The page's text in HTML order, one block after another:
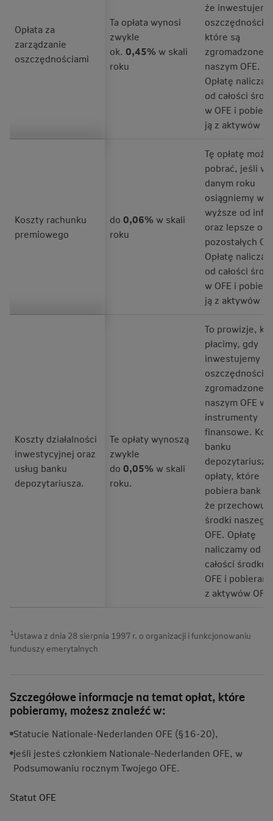
Opłata za
zarządzanie
oszczędnościami
Ta opłata wynosi
zwykle
ok. 0,45% w skali
roku
że inwestujemy
oszczędności,
które są
zgromadzone w
naszym OFE.
Opłatę
od całości
w OFE i
ją z aktywów
Koszty rachunku
premiowego
do 0,06% w skali
roku
Tę opłatę
pobrać, jeśli w
danym roku
osiągniemy
wyższe od
oraz lepsze od
pozostałych
Opłatę
od całości
w OFE i
ją z aktywów
Koszty działalności
inwestycyjnej oraz
usług banku
depozytariusza.
Te opłaty wynoszą
zwykle
do 0,05% w skali
roku.
To prowizje,
płacimy, gdy
inwestujemy
oszczędności
zgromadzone w
naszym OFE w
instrumenty
finansowe.
banku
opłaty, które
pobiera bank
że przechowuje
środki naszego
OFE. Opłatę
naliczamy od
całości
OFE i
z aktywów OFE.
1Ustawa z dnia 28 sierpnia 1997 r. o organizacji i funkcjonowaniu
funduszy emerytalnych
Szczegółowe informacje na temat opłat, które
pobieramy, możesz znaleźć w:
Statucie Nationale-Nederlanden OFE (§16-20),
jeśli jesteś członkiem Nationale-Nederlanden OFE, w
Podsumowaniu rocznym Twojego OFE.
Statut OFE